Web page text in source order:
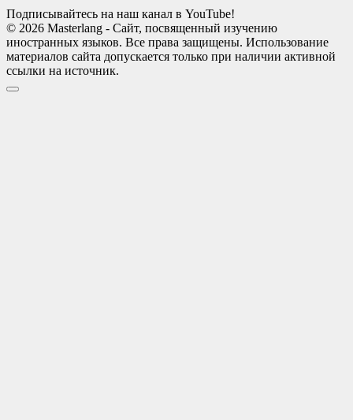
Подписывайтесь на наш канал в YouTube!
© 2026 Masterlang - Сайт, посвященный изучению
иностранных языков. Все права защищены. Использование
материалов сайта допускается только при наличии активной
ссылки на источник.